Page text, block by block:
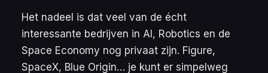
Het nadeel is dat veel van de écht
interessante bedrijven in AI, Robotics en de
Space Economy nog privaat zijn. Figure,
SpaceX, Blue Origin… je kunt er simpelweg